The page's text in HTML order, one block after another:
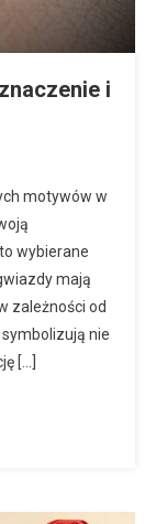
i
motywów w
wybierane
mają
zależności od
nie
[…]